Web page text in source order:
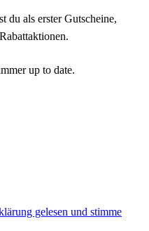
du als erster Gutscheine,
up to date.
gelesen und stimme